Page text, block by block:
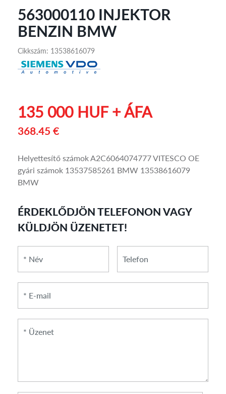
563000110 INJEKTOR
BENZIN BMW
Cikkszám: 13538616079
135 000 HUF + ÁFA
368.45 €
Helyettesítő számok A2C6064074777 VITESCO OE
gyári számok 13537585261 BMW 13538616079
BMW
ÉRDEKLŐDJÖN TELEFONON VAGY
KÜLDJÖN ÜZENETET!
Név
mail
Üzenet